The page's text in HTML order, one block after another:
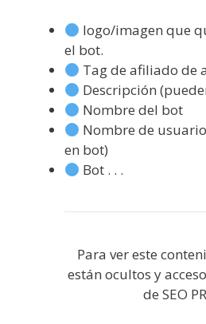
logo/imagen que
el bot.
Tag de afiliado de
Descripción
Nombre del bot
Nombre de
en bot)
Bot . . .
Para ver este
están ocultos y
de SEO